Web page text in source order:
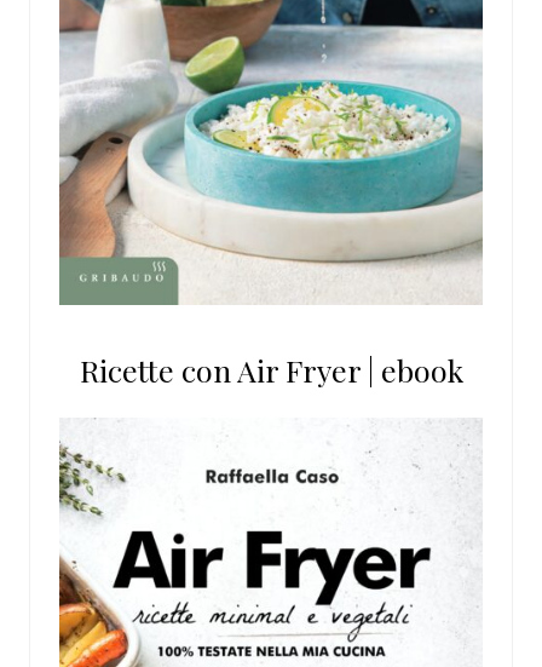
Ricette con Air Fryer | ebook